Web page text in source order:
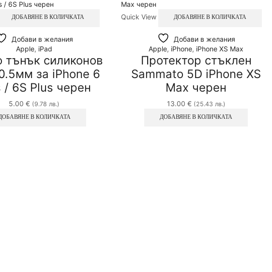
ДОБАВЯНЕ В КОЛИЧКАТА
Добави в желания
Apple, iPad
тънък силиконов
за iPhone 6
/ 6S Plus черен
5.00€ (9.78 лв.)
В КОЛИЧКАТА
Quick View ДОБАВЯНЕ В КОЛИЧКАТА
Добави в желания
Apple, iPhone, iPhone XS Max
Протектор стъклен
Sammato 5D iPhone XS
Max черен
13.00 €(25.43 лв.)
ДОБАВЯНЕ В КОЛИЧКАТА